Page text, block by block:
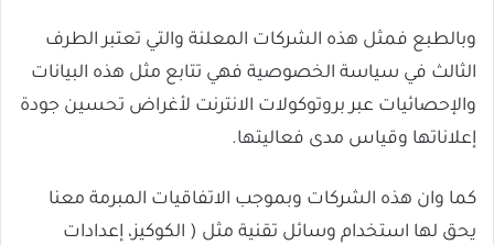
وبالطبع فمثل هذه الشركات المعلنة والتي تعتبر الطرف
الثالث في سياسة الخصوصية فهي تتابع مثل هذه البيانات
والإحصائيات عبر بروتوكولات الانترنت لأغراض تحسين جودة
إعلاناتها وقياس مدى فعاليتها.
كما وان هذه الشركات وبموجب الاتفاقيات المبرمة معنا
يحق لها استخدام وسائل تقنية مثل ( الكوكيز، إعدادات